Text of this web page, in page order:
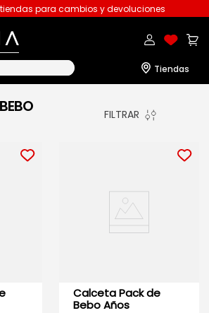
tiendas para cambios y devoluciones
FILTRAR
Calceta Pack de
Bebo Años